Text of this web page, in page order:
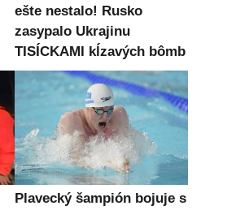
ešte nestalo! Rusko
zasypalo Ukrajinu
TISÍCKAMI kĺzavých bômb
Plavecký šampión bojuje s